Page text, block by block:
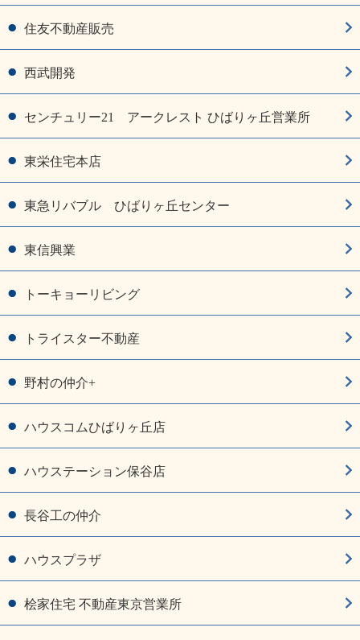
住友不動産販売
西武開発
センチュリー21 アークレスト ひばりヶ丘営業所
東栄住宅本店
東急リバブル ひばりヶ丘センター
東信興業
トーキョーリビング
トライスター不動産
野村の仲介+
ハウスコムひばりヶ丘店
ハウステーション保谷店
長谷工の仲介
ハウスプラザ
桧家住宅 不動産東京営業所